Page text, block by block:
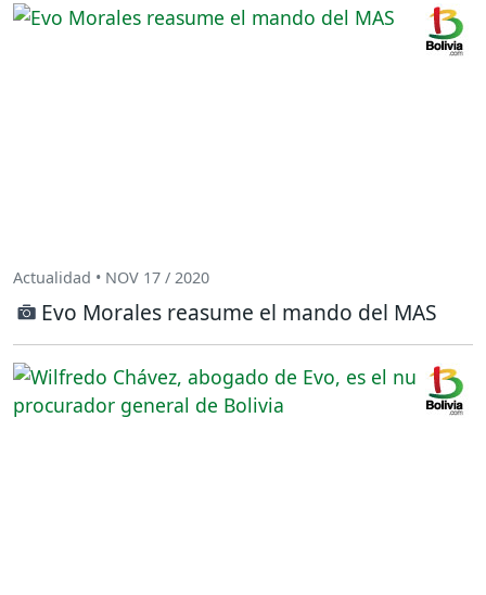
Actualidad • NOV 17 / 2020
Evo Morales reasume el mando del MAS